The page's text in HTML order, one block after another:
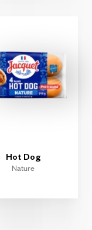
Hot Dog
Nature